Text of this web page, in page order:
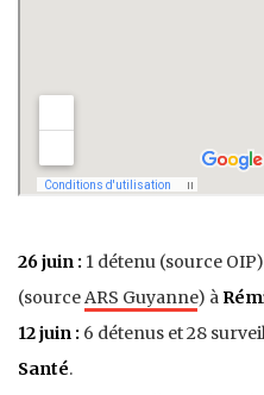
26 juin : 1 détenu (source
(source ARS Guyanne) à
12 juin : 6 détenus et 28
Santé.